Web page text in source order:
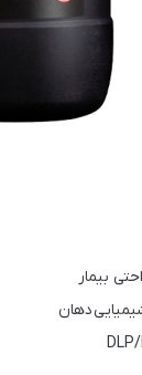
بیمار
دهان